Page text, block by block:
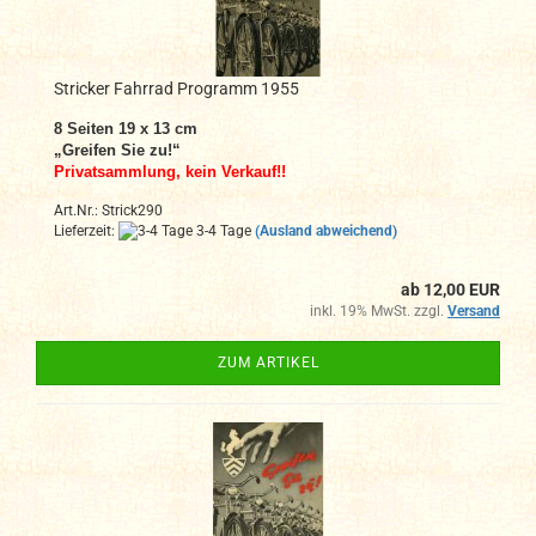
Stricker Fahrrad Programm 1955
8 Seiten 19 x 13 cm
„Greifen Sie zu!“
Privatsammlung, kein Verkauf!!
Art.Nr.: Strick290
Lieferzeit:
3-4 Tage (Ausland abweichend)
ab 12,00 EUR
inkl. 19% MwSt. zzgl. Versand
ZUM ARTIKEL